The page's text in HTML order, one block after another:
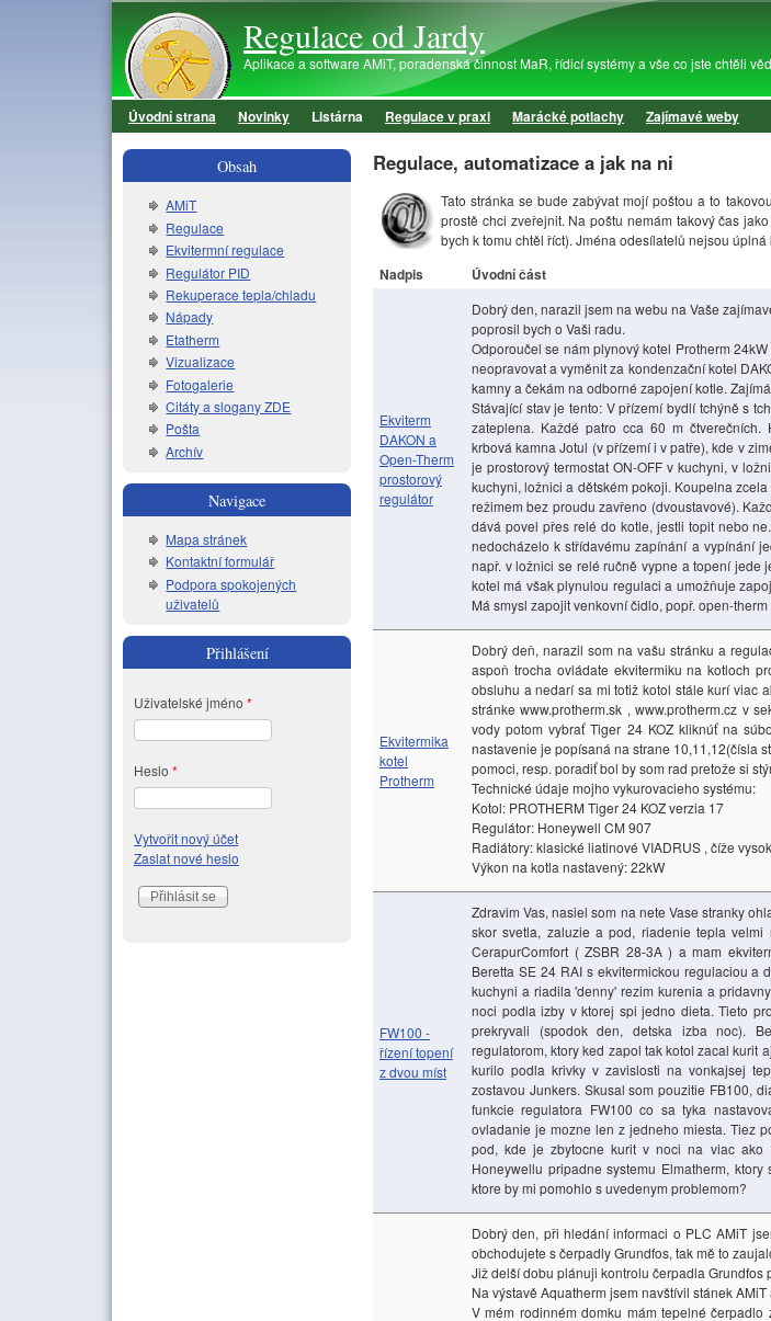
Regulace od Jardy
Aplikace a software AMiT, poradenská činnost MaR, řídicí systémy a vše co jste chtěli
Hlavní menu
Úvodní strana Novinky Listárna Regulace v praxi Marácké potlachy Zajímavé weby
Regulace, automatizace a jak na ni
Tato stránka se bude zabývat mojí poštou a to
prostě chci zveřejnit. Na poštu nemám takový čas
bych k tomu chtěl říct). Jména odesílatelů nejsou
Nadpis Úvodní část
Ekviterm
DAKON a
Open-Therm
prostorový
regulátor
Dobrý den, narazil jsem na webu na Vaše
poprosil bych o Vaši radu.
Odporoučel se nám plynový kotel Protherm
neopravovat a vyměnit za kondenzační kotel
kamny a čekám na odborné zapojení kotle.
Stávající stav je tento: V přízemí bydlí tchýně s
zateplena. Každé patro cca 60 m
krbová kamna Jotul (v přízemí i v patře), kde v
je prostorový termostat ON-OFF v kuchyni, v
kuchyni, ložnici a dětském pokoji. Koupelna
režimem bez proudu zavřeno (dvoustavové).
dává povel přes relé do kotle, jestli topit nebo
nedocházelo k střídavému zapínání a vypínání
např. v ložnici se relé ručně vypne a topení jede
kotel má však plynulou regulaci a umožňuje
Má smysl zapojit venkovní čidlo, popř. open-
Ekvitermika
kotel
Protherm
Dobrý deň, narazil som na vašu stránku a
aspoň trocha ovládate ekvitermiku na kotloch
obsluhu a nedarí sa mi totiž kotol stále kurí viac
stránke www.protherm.sk , www.protherm.cz v
vody potom vybrať Tiger 24 KOZ kliknúť na
nastavenie je popísaná na strane 10,11,12(čísla
pomoci, resp. poradiť bol by som rad pretože si
Technické údaje mojho vykurovacieho systému:
Kotol: PROTHERM Tiger 24 KOZ verzia 17
Regulátor: Honeywell CM 907
Radiátory: klasické liatinové VIADRUS , číže
Výkon na kotla nastavený: 22kW
FW100 -
řízení topení
z dvou míst
Zdravim Vas, nasiel som na nete Vase stranky
skor svetla, zaluzie a pod, riadenie tepla
CerapurComfort ( ZSBR 28-3A ) a mam
Beretta SE 24 RAI s ekvitermickou regulaciou
kuchyni a riadila 'denny' rezim kurenia a
noci podla izby v ktorej spi jedno dieta. Tieto
prekryvali (spodok den, detska izba noc).
regulatorom, ktory ked zapol tak kotol zacal kurit
kurilo podla krivky v zavislosti na vonkajsej
zostavou Junkers. Skusal som pouzitie FB100,
funkcie regulatora FW100 co sa tyka
ovladanie je mozne len z jedneho miesta. Tiez
pod, kde je zbytocne kurit v noci na viac ako
Honeywellu pripadne systemu Elmatherm,
ktore by mi pomohlo s uvedenym problemom?
Dobrý den, při hledání informaci o PLC AMiT
obchodujete s čerpadly Grundfos, tak mě to
Již delší dobu plánuji kontrolu čerpadla Grundfos
Na výstavě Aquatherm jsem navštívil stánek
V mém rodinném domku mám tepelné
Obsah
AMiT
Regulace
Ekvitermní regulace
Regulátor PID
Rekuperace tepla/chladu
Nápady
Etatherm
Vizualizace
Fotogalerie
Citáty a slogany ZDE
Pošta
Archív
Navigace
Mapa stránek
Kontaktní formulář
Podpora spokojených
uživatelů
Přihlášení
Uživatelské jméno *
Heslo *
Vytvořit nový účet
Zaslat nové heslo